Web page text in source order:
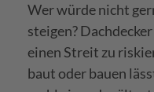
Wer würde nicht
steigen?
einen Streit zu
baut oder bauen